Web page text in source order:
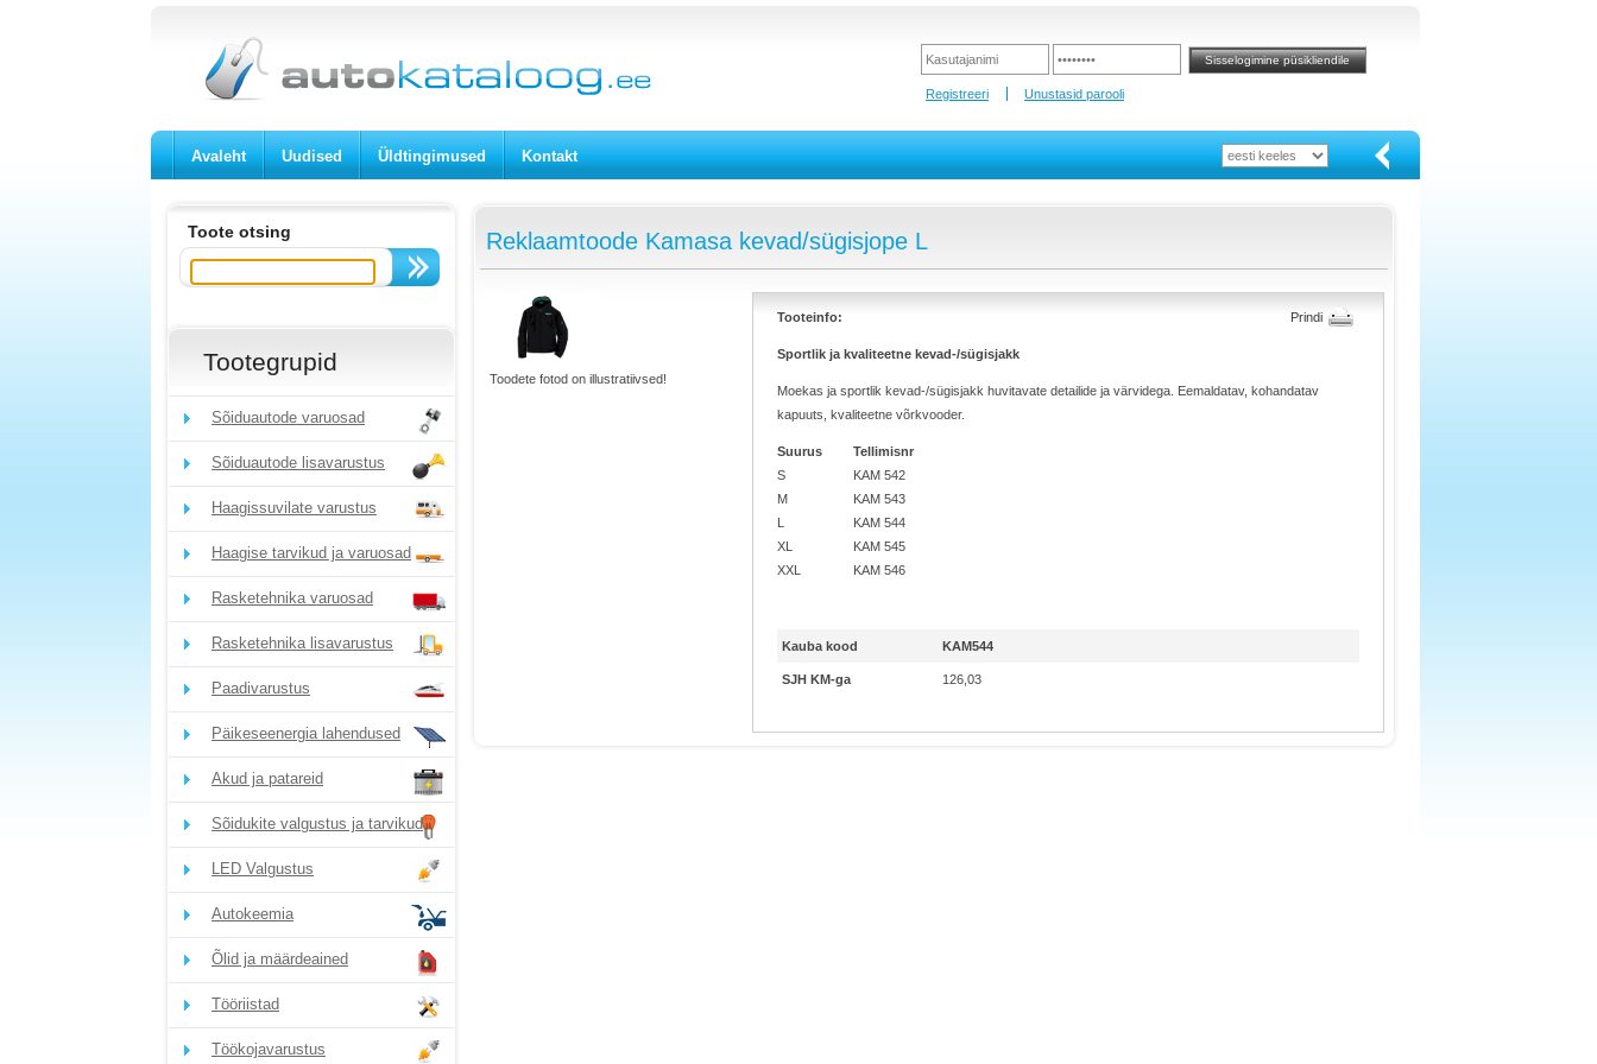
Registreeri Unustasid parooli
Avaleht Uudised Üldtingimused Kontakt
Toote otsing
Tootegrupid
Sõiduautode varuosad
Sõiduautode lisavarustus
Haagissuvilate varustus
Haagise tarvikud ja varuosad
Rasketehnika varuosad
Rasketehnika lisavarustus
Paadivarustus
Päikeseenergia lahendused
Akud ja patareid
Sõidukite valgustus ja tarvikud
LED Valgustus
Autokeemia
Õlid ja määrdeained
Tööriistad
Töökojavarustus
Reklaamtoode Kamasa kevad/sügisjope L
Toodete fotod on illustratiivsed!
Prindi
Tooteinfo:
Sportlik ja kvaliteetne kevad-/sügisjakk
Moekas ja sportlik kevad-/sügisjakk huvitavate detailide ja värvidega. Eemaldatav, kohandatav
kapuuts, kvaliteetne võrkvooder.
Suurus
Tellimisnr
S
KAM 542
M
KAM 543
L
KAM 544
XL
KAM 545
XXL
KAM 546
Kauba kood KAM544
SJH KM-ga 126,03